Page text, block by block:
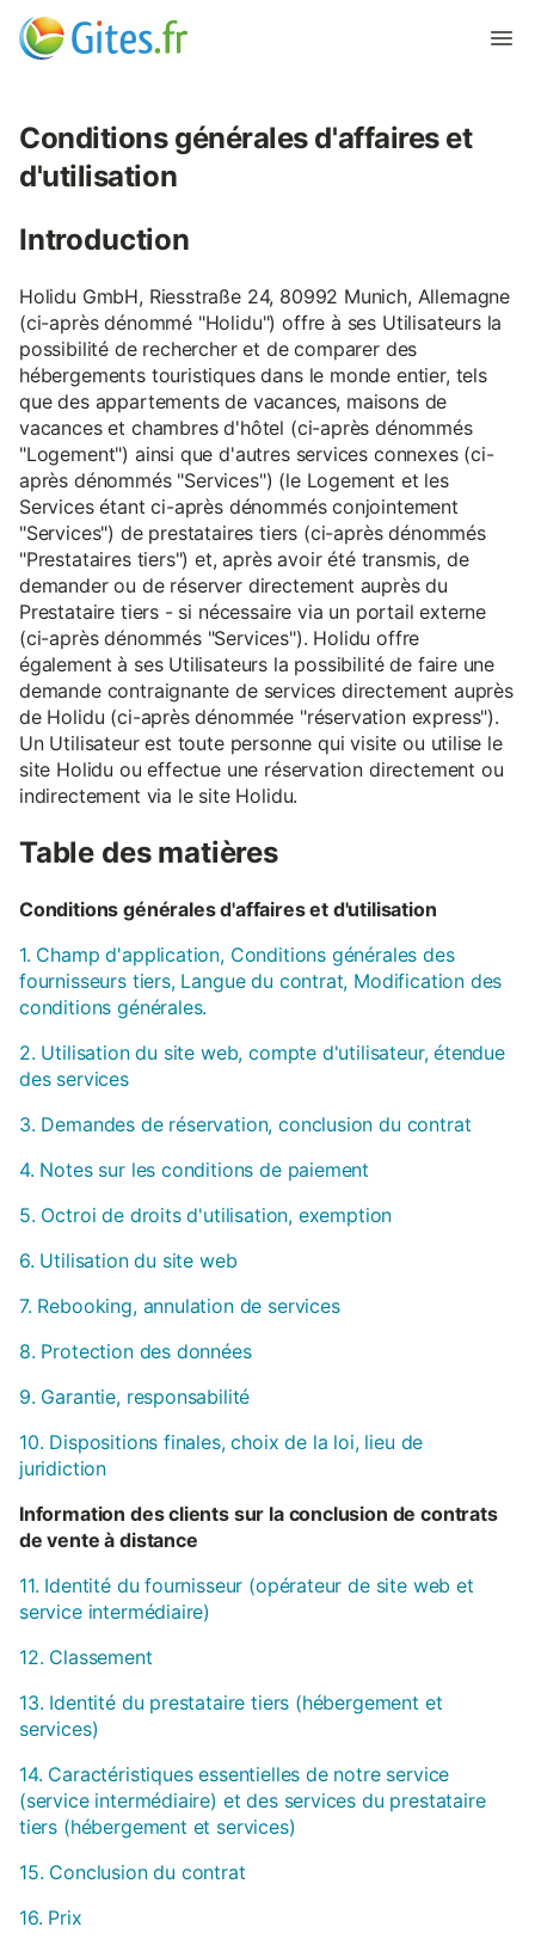
Conditions générales d'affaires et
d'utilisation
Introduction
Holidu GmbH, Riesstraße 24, 80992 Munich, Allemagne
(ci-après dénommé "Holidu") offre à ses Utilisateurs la
possibilité de rechercher et de comparer des
hébergements touristiques dans le monde entier, tels
que des appartements de vacances, maisons de
vacances et chambres d'hôtel (ci-après dénommés
"Logement") ainsi que d'autres services connexes (ci-
après dénommés "Services") (le Logement et les
Services étant ci-après dénommés conjointement
"Services") de prestataires tiers (ci-après dénommés
"Prestataires tiers") et, après avoir été transmis, de
demander ou de réserver directement auprès du
Prestataire tiers - si nécessaire via un portail externe
(ci-après dénommés "Services"). Holidu offre
également à ses Utilisateurs la possibilité de faire une
demande contraignante de services directement auprès
de Holidu (ci-après dénommée "réservation express").
Un Utilisateur est toute personne qui visite ou utilise le
site Holidu ou effectue une réservation directement ou
indirectement via le site Holidu.
Table des matières
Conditions générales d'affaires et d'utilisation
1. Champ d'application, Conditions générales des
fournisseurs tiers, Langue du contrat, Modification des
conditions générales.
2. Utilisation du site web, compte d'utilisateur, étendue
des services
3. Demandes de réservation, conclusion du contrat
4. Notes sur les conditions de paiement
5. Octroi de droits d'utilisation, exemption
6. Utilisation du site web
7. Rebooking, annulation de services
8. Protection des données
9. Garantie, responsabilité
10. Dispositions finales, choix de la loi, lieu de
juridiction
Information des clients sur la conclusion de contrats
de vente à distance
11. Identité du fournisseur (opérateur de site web et
service intermédiaire)
12. Classement
13. Identité du prestataire tiers (hébergement et
services)
14. Caractéristiques essentielles de notre service
(service intermédiaire) et des services du prestataire
tiers (hébergement et services)
15. Conclusion du contrat
16. Prix